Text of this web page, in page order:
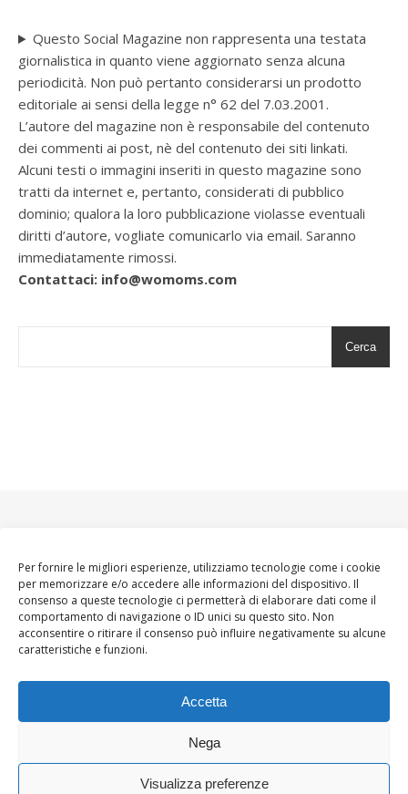
Per fornire le migliori esperienze, utilizziamo tecnologie come i cookie
per memorizzare e/o accedere alle informazioni del dispositivo. Il
consenso a queste tecnologie ci permetterà di elaborare dati come il
comportamento di navigazione o ID unici su questo sito. Non
acconsentire o ritirare il consenso può influire negativamente su alcune
caratteristiche e funzioni.
Accetta
Nega
Visualizza preferenze
Questo Social Magazine non rappresenta una testata
giornalistica in quanto viene aggiornato senza alcuna
periodicità. Non può pertanto considerarsi un prodotto
editoriale ai sensi della legge n° 62 del 7.03.2001.
L’autore del magazine non è responsabile del contenuto
dei commenti ai post, nè del contenuto dei siti linkati.
Alcuni testi o immagini inseriti in questo magazine sono
tratti da internet e, pertanto, considerati di pubblico
dominio; qualora la loro pubblicazione violasse eventuali
diritti d’autore, vogliate comunicarlo via email. Saranno
immediatamente rimossi.
Contattaci: info@womoms.com
Cerca